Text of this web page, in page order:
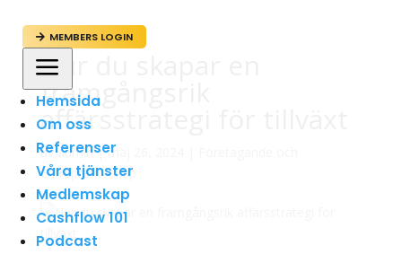
 MEMBERS LOGIN
a
Hemsida
Om oss
Referenser
Våra tjänster
Medlemskap
Cashflow 101
Podcast
Hur du skapar en
framgångsrik
affärsstrategi för tillväxt
avadmin|maj 26, 2024
Entreprenörskap